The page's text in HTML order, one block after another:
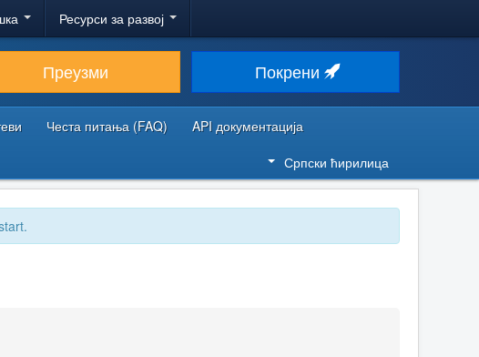
Ресурси за развој
Преузми Покрени
Честа питања (FAQ)
API документација
Српски ћирилица